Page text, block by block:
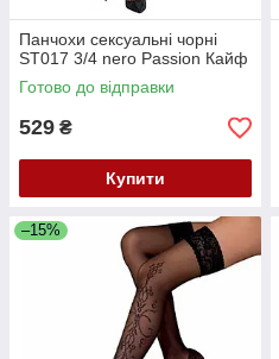
Панчохи сексуальні чорні
ST017 3/4 nero Passion Кайф
Готово до відправки
529 ₴
Купити
–15%